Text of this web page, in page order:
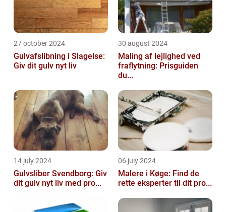
27 october 2024
Gulvafslibning i Slagelse:
Giv dit gulv nyt liv
30 august 2024
Maling af lejlighed ved
fraflytning: Prisguiden
du...
14 july 2024
Gulvsliber Svendborg: Giv
dit gulv nyt liv med pro...
06 july 2024
Malere i Køge: Find de
rette eksperter til dit pro...